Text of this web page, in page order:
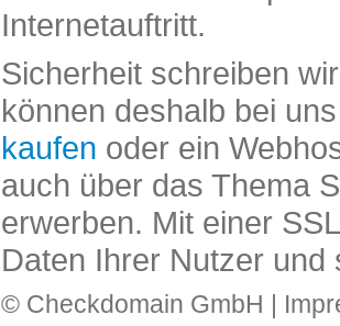
Internetauftritt.
Sicherheit schreiben
können deshalb bei
kaufen oder ein
auch über das Thema
erwerben. Mit einer
Daten Ihrer Nutzer und
© Checkdomain GmbH |